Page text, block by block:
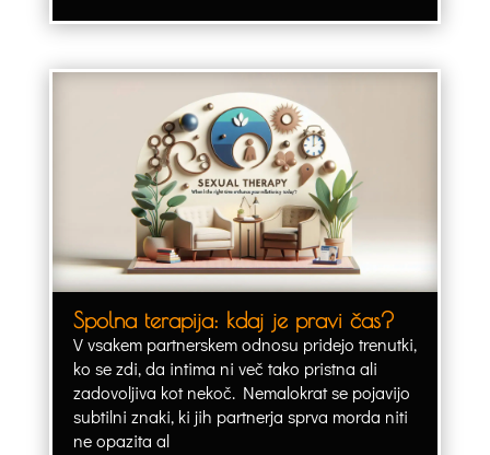
Spolna terapija: kdaj je pravi čas?
V vsakem partnerskem odnosu pridejo trenutki,
ko se zdi, da intima ni več tako pristna ali
zadovoljiva kot nekoč. Nemalokrat se pojavijo
subtilni znaki, ki jih partnerja sprva morda niti
ne opazita al